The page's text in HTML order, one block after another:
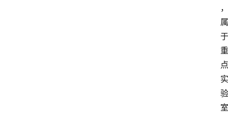
，
属
于
重
点
实
验
室